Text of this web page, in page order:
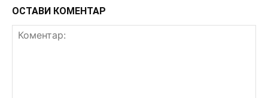
ОСТАВИ КОМЕНТАР